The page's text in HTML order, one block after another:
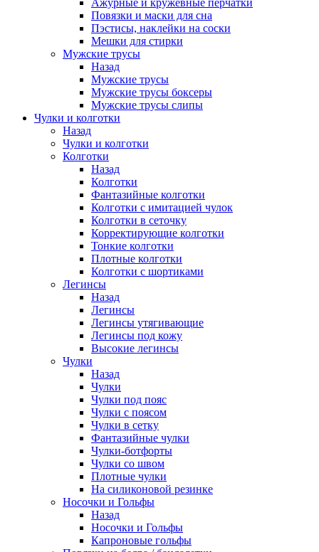
Ажурные и кружевные перчатки
Повязки и маски для сна
Пэстисы, наклейки на соски
Мешки для стирки
Мужские трусы
Назад
Мужские трусы
Мужские трусы боксеры
Мужские трусы слипы
Чулки и колготки
Назад
Чулки и колготки
Колготки
Назад
Колготки
Фантазийные колготки
Колготки с имитацией чулок
Колготки в сеточку
Корректирующие колготки
Тонкие колготки
Плотные колготки
Колготки с шортиками
Легинсы
Назад
Легинсы
Легинсы утягивающие
Легинсы под кожу
Высокие легинсы
Чулки
Назад
Чулки
Чулки под пояс
Чулки с поясом
Чулки в сетку
Фантазийные чулки
Чулки-ботфорты
Чулки со швом
Плотные чулки
На силиконовой резинке
Носочки и Гольфы
Назад
Носочки и Гольфы
Капроновые гольфы